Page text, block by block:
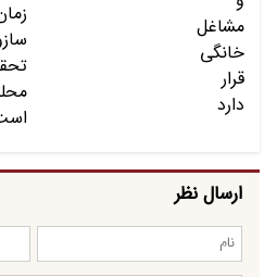
ارسال نظر